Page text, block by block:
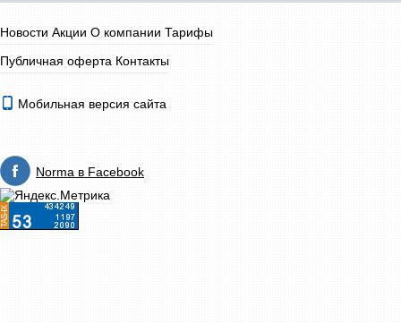
Новости Акции О компании Тарифы
Публичная оферта Контакты
Мобильная версия сайта
Norma в Facebook